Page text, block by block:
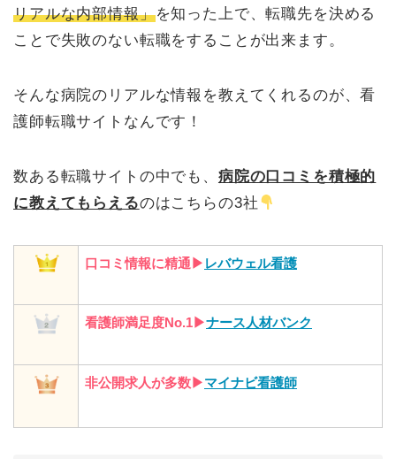
リアルな内部情報」を知った上で、転職先を決める
ことで失敗のない転職をすることが出来ます。
そんな病院のリアルな情報を教えてくれるのが、看
護師転職サイトなんです！
数ある転職サイトの中でも、 病院の口コミを積極的
に教えてもらえるのはこちらの3社
口コミ情報に精通▶︎ レバウェル看護
看護師満足度No.1▶︎ナース人材バンク
非公開求人が多数▶︎マイナビ看護師